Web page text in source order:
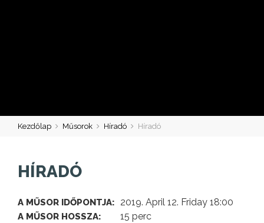
Kezdőlap Műsorok Híradó Híradó
HÍRADÓ
A MŰSOR IDŐPONTJA: 2019. April 12. Friday 18:00
A MŰSOR HOSSZA: 15 perc